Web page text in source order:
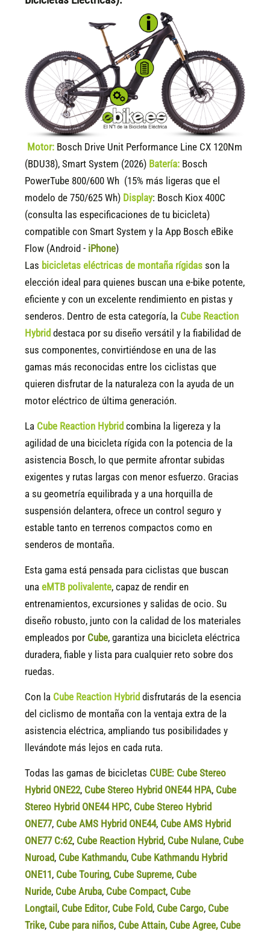
Motor: Bosch Drive Unit Performance Line CX 120Nm
(BDU38), Smart System (2026) Batería: Bosch
PowerTube 800/600 Wh (15% más ligeras que el
modelo de 750/625 Wh) Display: Bosch Kiox 400C
(consulta las especificaciones de tu bicicleta)
compatible con Smart System y la App Bosch eBike
Flow (Android - iPhone)
Las bicicletas eléctricas de montaña rígidas son la
elección ideal para quienes buscan una e-bike potente,
eficiente y con un excelente rendimiento en pistas y
senderos. Dentro de esta categoría, la Cube Reaction
Hybrid destaca por su diseño versátil y la fiabilidad de
sus componentes, convirtiéndose en una de las
gamas más reconocidas entre los ciclistas que
quieren disfrutar de la naturaleza con la ayuda de un
motor eléctrico de última generación.
La Cube Reaction Hybrid combina la ligereza y la
agilidad de una bicicleta rígida con la potencia de la
asistencia Bosch, lo que permite afrontar subidas
exigentes y rutas largas con menor esfuerzo. Gracias
a su geometría equilibrada y a una horquilla de
suspensión delantera, ofrece un control seguro y
estable tanto en terrenos compactos como en
senderos de montaña.
Esta gama está pensada para ciclistas que buscan
unaeMTB polivalente, capaz de rendir en
entrenamientos, excursiones y salidas de ocio. Su
diseño robusto, junto con la calidad de los materiales
empleados por Cube, garantiza una bicicleta eléctrica
duradera, fiable y lista para cualquier reto sobre dos
ruedas.
Con la Cube Reaction Hybrid disfrutarás de la esencia
del ciclismo de montaña con la ventaja extra de la
asistencia eléctrica, ampliando tus posibilidades y
llevándote más lejos en cada ruta.
Todas las gamas de bicicletas CUBE: Cube Stereo
Hybrid ONE22, Cube Stereo Hybrid ONE44 HPA, Cube
Stereo Hybrid ONE44 HPC, Cube Stereo Hybrid
ONE77, Cube AMS Hybrid ONE44, Cube AMS Hybrid
ONE77 C:62, Cube Reaction Hybrid, Cube Nulane, Cube
Nuroad, Cube Kathmandu, Cube Kathmandu Hybrid
ONE11, Cube Touring, Cube Supreme, Cube
Nuride, Cube Aruba, Cube Compact, Cube
Longtail , Cube Editor, Cube Fold, Cube Cargo, Cube
Trike, Cube para niños, Cube Attain, Cube Agree, Cube